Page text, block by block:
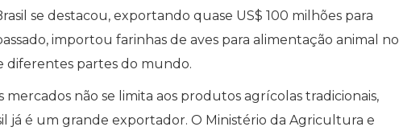
se destacou, exportando quase US$ 100 milhões para
importou farinhas de aves para alimentação animal no
diferentes partes do mundo.
não se limita aos produtos agrícolas tradicionais,
já é um grande exportador. O Ministério da Agricultura e